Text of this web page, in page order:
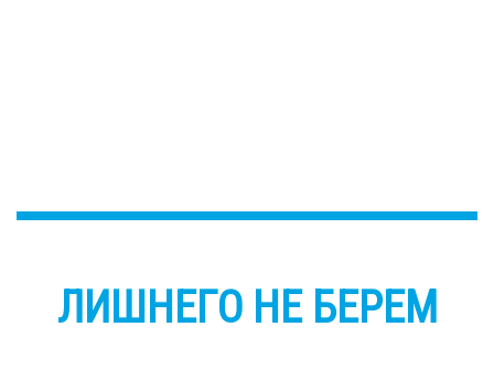
ЛИШНЕГО НЕ БЕРЕМ